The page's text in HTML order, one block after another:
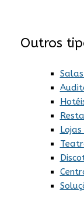
Outros